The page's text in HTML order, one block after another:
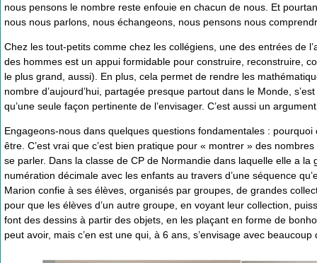
nous pensons le nombre reste enfouie en chacun de nous. Et
nous nous parlons, nous échangeons, nous pensons nous
Chez les tout-petits comme chez les collégiens, une des entrées de
des hommes est un appui formidable pour construire, reconstruire,
le plus grand, aussi). En plus, cela permet de rendre les
nombre d’aujourd’hui, partagée presque partout dans le Monde,
qu’une seule façon pertinente de l’envisager. C’est aussi un
Engageons-nous dans quelques questions fondamentales :
être. C’est vrai que c’est bien pratique pour « montrer » des
se parler. Dans la classe de CP de Normandie dans laquelle elle a la
numération décimale avec les enfants au travers d’une séquence
Marion confie à ses élèves, organisés par groupes, de grandes
pour que les élèves d’un autre groupe, en voyant leur collection,
font des dessins à partir des objets, en les plaçant en forme de
peut avoir, mais c’en est une qui, à 6 ans, s’envisage avec beaucoup